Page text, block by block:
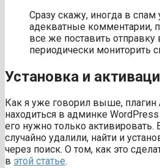
Сразу скажу, иногда в спам
адекватные комментарии,
все же поставить отправку
периодически мониторить
Установка и
Как я уже говорил выше, плагин
находиться в админке
его нужно только
случайно удалили, найти и
через поиск. О том, как это
в этой статье.